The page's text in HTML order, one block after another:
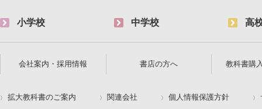
小学校 中学校 高
会社案内・採用情報 書店の方へ 教科書購
拡大教科書のご案内 関連会社 個人情報保護方針